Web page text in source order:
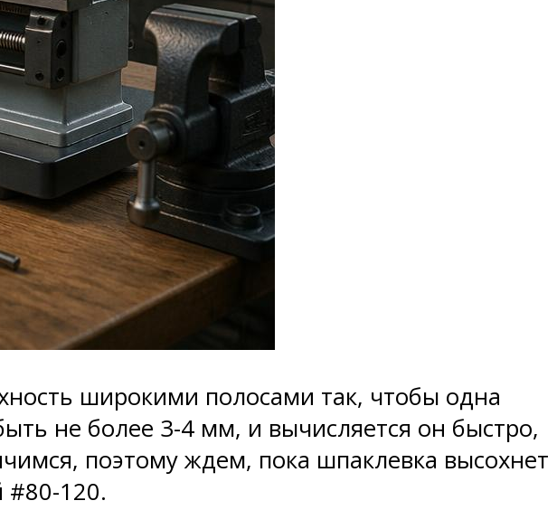
широкими полосами так, чтобы одна
не более 3-4 мм, и вычисляется он быстро,
поэтому ждем, пока шпаклевка высохнет
#80-120.